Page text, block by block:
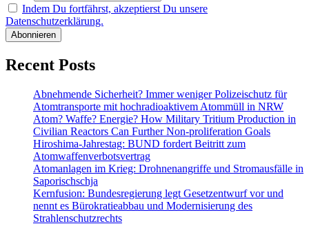
Indem Du fortfährst, akzeptierst Du unsere
Datenschutzerklärung.
Recent Posts
Abnehmende Sicherheit? Immer weniger Polizeischutz für
Atomtransporte mit hochradioaktivem Atommüll in NRW
Atom? Waffe? Energie? How Military Tritium Production in
Civilian Reactors Can Further Non-proliferation Goals
Hiroshima-Jahrestag: BUND fordert Beitritt zum
Atomwaffenverbotsvertrag
Atomanlagen im Krieg: Drohnenangriffe und Stromausfälle in
Saporischschja
Kernfusion: Bundesregierung legt Gesetzentwurf vor und
nennt es Bürokratieabbau und Modernisierung des
Strahlenschutzrechts